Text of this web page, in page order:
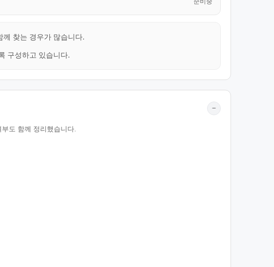
찾는 경우가 많습니다.
구성하고 있습니다.
−
도 함께 정리했습니다.